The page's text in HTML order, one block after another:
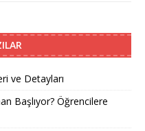
ve Detayları
Başlıyor? Öğrencilere